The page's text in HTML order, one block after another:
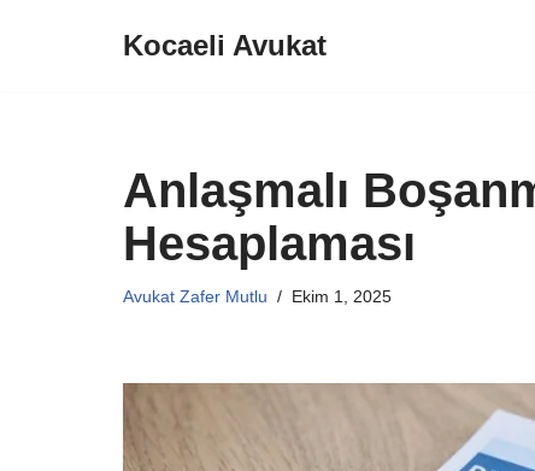
Kocaeli Avukat
Anlaşmalı
Hesaplaması
Avukat Zafer Mutlu Ekim 1, 2025